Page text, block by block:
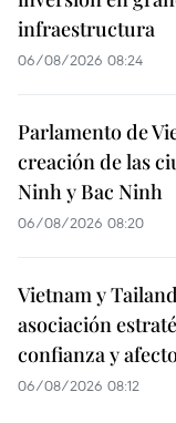
infraestructura
06/08/2026 08:24
Parlamento de
creación de las
Ninh y Bac Ninh
06/08/2026 08:20
Vietnam y
asociación
confianza y
06/08/2026 08:12